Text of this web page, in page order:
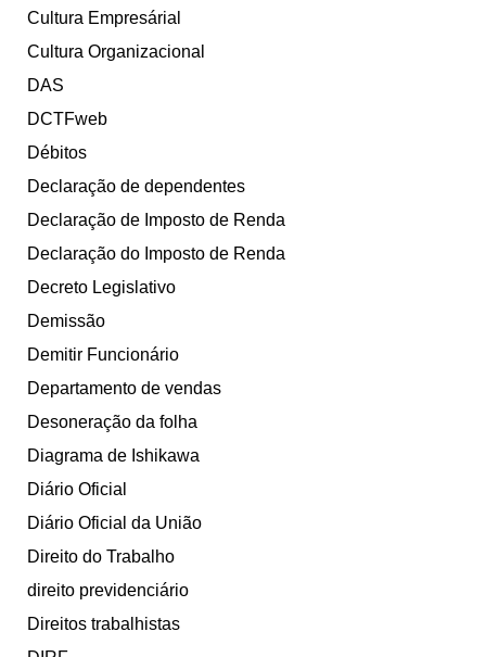
Cultura Empresárial
Cultura Organizacional
DAS
DCTFweb
Débitos
Declaração de dependentes
Declaração de Imposto de Renda
Declaração do Imposto de Renda
Decreto Legislativo
Demissão
Demitir Funcionário
Departamento de vendas
Desoneração da folha
Diagrama de Ishikawa
Diário Oficial
Diário Oficial da União
Direito do Trabalho
direito previdenciário
Direitos trabalhistas